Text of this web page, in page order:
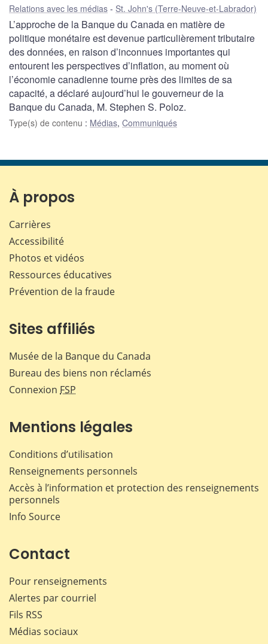
Relations avec les médias St. John's (Terre-Neuve-et-Labrador)
L’approche de la Banque du Canada en matière de
politique monétaire est devenue particulièrement tributaire
des données, en raison d’inconnues importantes qui
entourent les perspectives d’inflation, au moment où
l’économie canadienne tourne près des limites de sa
capacité, a déclaré aujourd’hui le gouverneur de la
Banque du Canada, M. Stephen S. Poloz.
Type(s) de contenu : Médias, Communiqués
À propos
Carrières
Accessibilité
Photos et vidéos
Ressources éducatives
Prévention de la fraude
Sites affiliés
Musée de la Banque du Canada
Bureau des biens non réclamés
Connexion FSP
Mentions légales
Conditions d’utilisation
Renseignements personnels
Accès à l’information et protection des renseignements
personnels
Info Source
Contact
Pour renseignements
Alertes par courriel
Fils RSS
Médias sociaux